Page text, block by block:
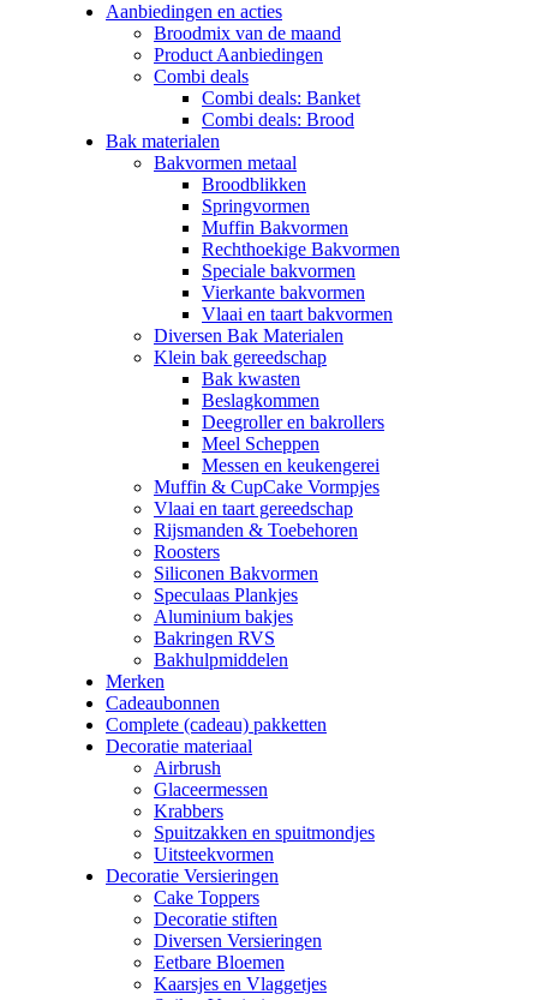
Aanbiedingen en acties
Broodmix van de maand
Product Aanbiedingen
Combi deals
Combi deals: Banket
Combi deals: Brood
Bak materialen
Bakvormen metaal
Broodblikken
Springvormen
Muffin Bakvormen
Rechthoekige Bakvormen
Speciale bakvormen
Vierkante bakvormen
Vlaai en taart bakvormen
Diversen Bak Materialen
Klein bak gereedschap
Bak kwasten
Beslagkommen
Deegroller en bakrollers
Meel Scheppen
Messen en keukengerei
Muffin & CupCake Vormpjes
Vlaai en taart gereedschap
Rijsmanden & Toebehoren
Roosters
Siliconen Bakvormen
Speculaas Plankjes
Aluminium bakjes
Bakringen RVS
Bakhulpmiddelen
Merken
Cadeaubonnen
Complete (cadeau) pakketten
Decoratie materiaal
Airbrush
Glaceermessen
Krabbers
Spuitzakken en spuitmondjes
Uitsteekvormen
Decoratie Versieringen
Cake Toppers
Decoratie stiften
Diversen Versieringen
Eetbare Bloemen
Kaarsjes en Vlaggetjes